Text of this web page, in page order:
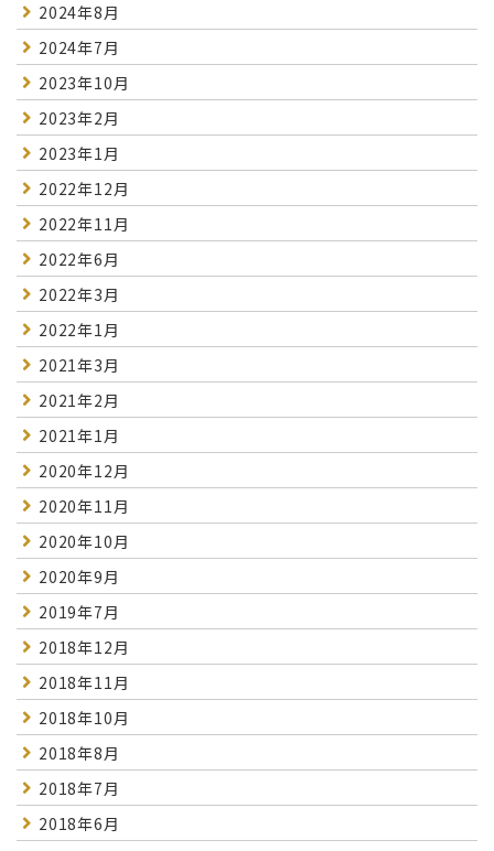
2024年8月
2024年7月
2023年10月
2023年2月
2023年1月
2022年12月
2022年11月
2022年6月
2022年3月
2022年1月
2021年3月
2021年2月
2021年1月
2020年12月
2020年11月
2020年10月
2020年9月
2019年7月
2018年12月
2018年11月
2018年10月
2018年8月
2018年7月
2018年6月